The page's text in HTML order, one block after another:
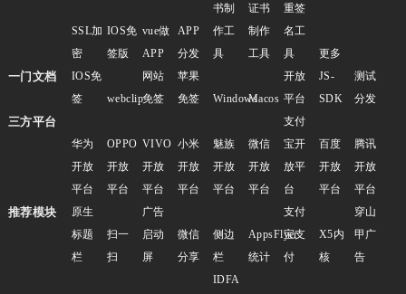
SSL加
密
IOS免
签版
vue做
APP
APP
分发
书制
作工
具
证书
制作
工具
重签
名工
具
更多
一门文档
IOS免
签
webclip
网站
免签
苹果
免签
WindowsMacos
开放
平台
JS-
SDK
测试
分发
三方平台
华为
开放
平台
OPPO
开放
平台
VIVO
开放
平台
小米
开放
平台
魅族
开放
平台
微信
开放
平台
支付
宝开
放平
台
百度
开放
平台
腾讯
开放
平台
推荐模块
原生
标题
栏
扫一
扫
广告
启动
屏
微信
分享
侧边
栏
AppsFlyer
统计
支付
宝支
付
X5内
核
穿山
甲广
告
IDFA